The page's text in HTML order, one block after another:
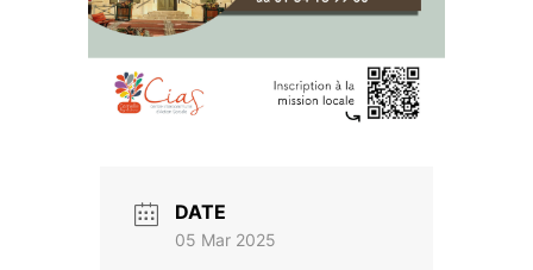
DATE
05 Mar 2025